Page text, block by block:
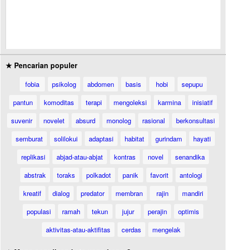
★ Pencarian populer
fobia psikolog abdomen basis hobi
sepupu
pantun
komoditas terapi mengoleksi karmina
inisiatif
suvenir
novelet absurd monolog rasional
berkonsultasi
semburat
solilokui adaptasi habitat gurindam
hayati
replikasi
abjad-atau-abjat kontras novel
senandika
abstrak
toraks polkadot panik favorit
antologi
kreatif
dialog predator membran rajin
mandiri
populasi
ramah tekun jujur perajin
optimis
aktivitas-atau-aktifitas
cerdas mengelak